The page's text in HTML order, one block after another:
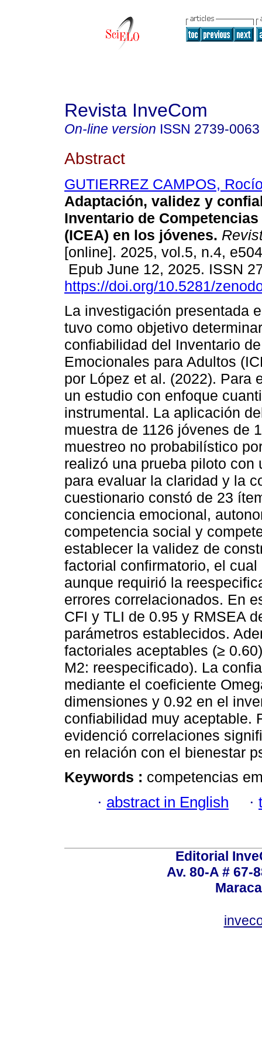
Revista InveCom
On-line version ISSN 2739-0063
Abstract
GUTIERREZ CAMPOS,
Adaptación, validez y
Inventario de
(ICEA) en los jóvenes.
[online]. 2025, vol.5, n.4,
Epub June 12, 2025. ISSN
https://doi.org/10.5281/
La investigación presentada
tuvo como objetivo
confiabilidad del Inventario
Emocionales para Adultos
por López et al. (2022). Para
un estudio con enfoque
instrumental. La aplicación
muestra de 1126 jóvenes de
muestreo no probabilístico
realizó una prueba piloto con
para evaluar la claridad y la
cuestionario constó de 23
conciencia emocional,
competencia social y
establecer la validez de
factorial confirmatorio, el
aunque requirió la
errores correlacionados. En
CFI y TLI de 0.95 y RMSEA
parámetros establecidos.
factoriales aceptables (≥
M2: reespecificado). La
mediante el coeficiente
dimensiones y 0.92 en el
confiabilidad muy aceptable.
evidenció correlaciones
en relación con el bienestar
Keywords : competencias
· abstract in English ·
Editorial
Av. 80-A # 67-